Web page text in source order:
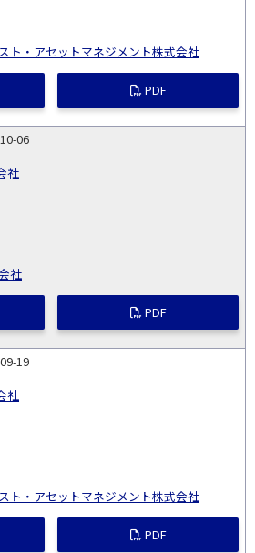
ト・アセットマネジメント株式会社
PDF
06
社
社
PDF
19
社
ト・アセットマネジメント株式会社
PDF